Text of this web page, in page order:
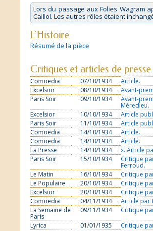
Lors du passage aux Folies Wagram
Caillol. Les autres rôles étaient
L'Histoire
Résumé de la pièce
Critiques et articles de presse
Comoedia 07/10/1934
Article.
Excelsior
08/10/1934
Avant-
Paris Soir
09/10/1934 Avant-
Mèredieu.
Excelsior
10/10/1934
Article
Paris Soir
11/10/1934
Article
Comoedia
14/10/1934
Article.
Comoedia
14/10/1934
Article.
La Presse
14/10/1934
x. Article
Paris Soir
15/10/1934 Critique
Ferroud.
Le Matin
16/10/1934
Critique
Le Populaire
20/10/1934
Critique
Excelsior
20/10/1934
Critique
Comoedia
04/11/1934
Article par
La Semaine de
Paris
09/11/1934
Critique
Lyrica
01/01/1935
Critique